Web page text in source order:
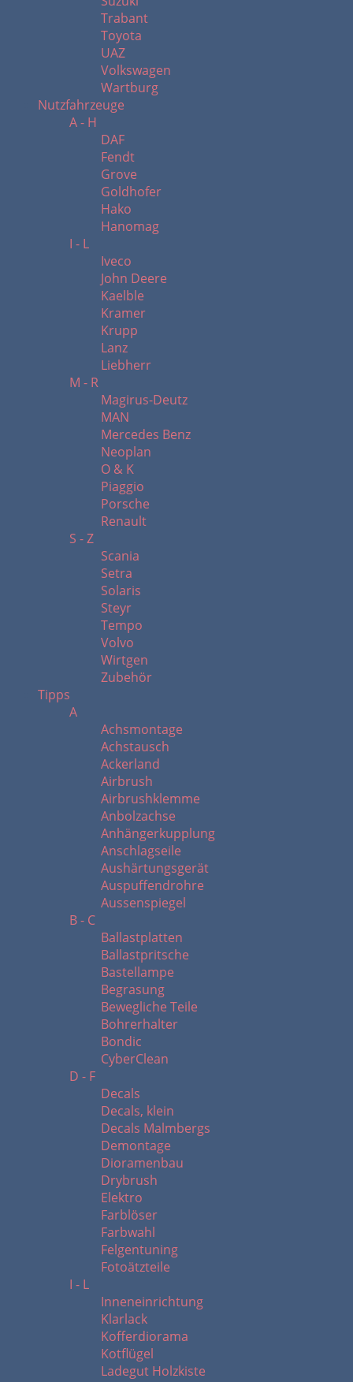
Trabant
Toyota
UAZ
Volkswagen
Wartburg
Nutzfahrzeuge
A - H
DAF
Fendt
Grove
Goldhofer
Hako
Hanomag
I - L
Iveco
John Deere
Kaelble
Kramer
Krupp
Lanz
Liebherr
M - R
Magirus-Deutz
MAN
Mercedes Benz
Neoplan
O & K
Piaggio
Porsche
Renault
S - Z
Scania
Setra
Solaris
Steyr
Tempo
Volvo
Wirtgen
Zubehör
Tipps
A
Achsmontage
Achstausch
Ackerland
Airbrush
Airbrushklemme
Anbolzachse
Anhängerkupplung
Anschlagseile
Aushärtungsgerät
Auspuffendrohre
Aussenspiegel
B - C
Ballastplatten
Ballastpritsche
Bastellampe
Begrasung
Bewegliche Teile
Bohrerhalter
Bondic
CyberClean
D - F
Decals
Decals, klein
Decals Malmbergs
Demontage
Dioramenbau
Drybrush
Elektro
Farblöser
Farbwahl
Felgentuning
Fotoätzteile
I - L
Inneneinrichtung
Klarlack
Kofferdiorama
Kotflügel
Ladegut Holzkiste